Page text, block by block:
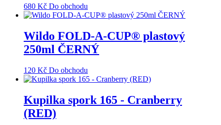
680 Kč Do obchodu
Wildo FOLD-A-CUP® plastový
250ml ČERNÝ
120 Kč Do obchodu
Kupilka spork 165 - Cranberry
(RED)